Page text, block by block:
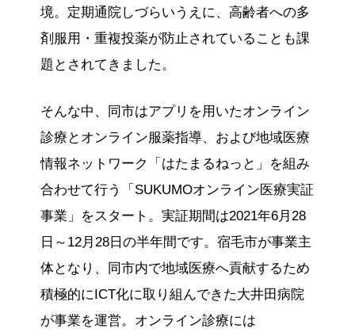
境。定期通院しづらいうえに、高齢者への多
剤服用・重複投薬が防止されていることも課
題とされてきました。
そんな中、同市はアプリを用いたオンライン
診療とオンライン服薬指導、および地域医療
情報ネットワーク「はたまるねっと」を組み
合わせて行う「SUKUMOオンライン医療実証
事業」をスタート。実証期間は2021年6月28
日～12月28日の半年間です。宿毛市が事業主
体となり、同市内で地域医療へ貢献するため
積極的にICT化に取り組んできた大井田病院
が事業を運営。オンライン診療には